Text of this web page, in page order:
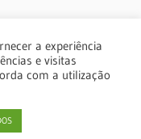
a experiência
e visitas
com a utilização